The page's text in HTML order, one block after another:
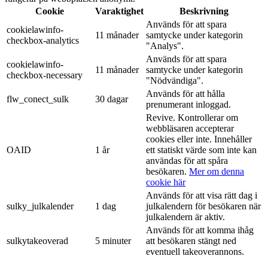
Cookie
Varaktighet
Beskrivning
cookielawinfo-
checkbox-analytics
11 månader
Används för att spara
samtycke under kategorin
"Analys".
cookielawinfo-
checkbox-necessary
11 månader
Används för att spara
samtycke under kategorin
"Nödvändiga".
flw_conect_sulk
30 dagar
Används för att hålla
prenumerant inloggad.
OAID 1 år
Revive. Kontrollerar om
webbläsaren accepterar
cookies eller inte. Innehåller
ett statiskt värde som inte kan
användas för att spåra
besökaren. Mer om denna
cookie här
sulky_julkalender 1 dag
Används för att visa rätt dag i
julkalendern för besökaren när
julkalendern är aktiv.
sulkytakeoverad 5 minuter
Används för att komma ihåg
att besökaren stängt ned
eventuell takeoverannons.